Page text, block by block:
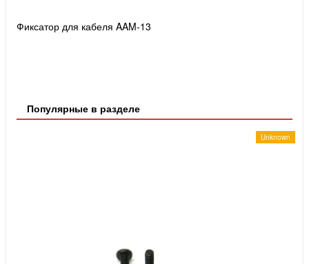
Фиксатор для кабеля AAM-13
Популярные в разделе
Unknown